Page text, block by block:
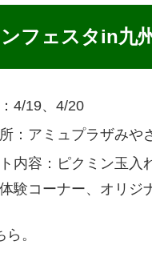
フェスタin九
4/19、4/20
：アミュプラザみや
内容：ピクミン玉入
験コーナー、オリジ
。